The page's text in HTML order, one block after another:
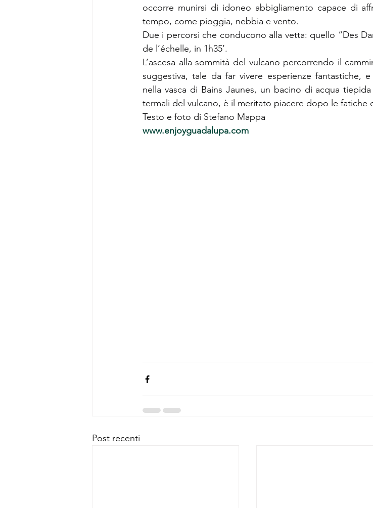
occorre munirsi di idoneo abbigliamento capace di
tempo, come pioggia, nebbia e vento.
Due i percorsi che conducono alla vetta: quello “Des
de l’échelle, in 1h35’.
L’ascesa alla sommità del vulcano percorrendo il
suggestiva, tale da far vivere esperienze fantastiche,
nella vasca di Bains Jaunes, un bacino di acqua
termali del vulcano, è il meritato piacere dopo le fatiche
Testo e foto di Stefano Mappa
www.enjoyguadalupa.com
Post recenti